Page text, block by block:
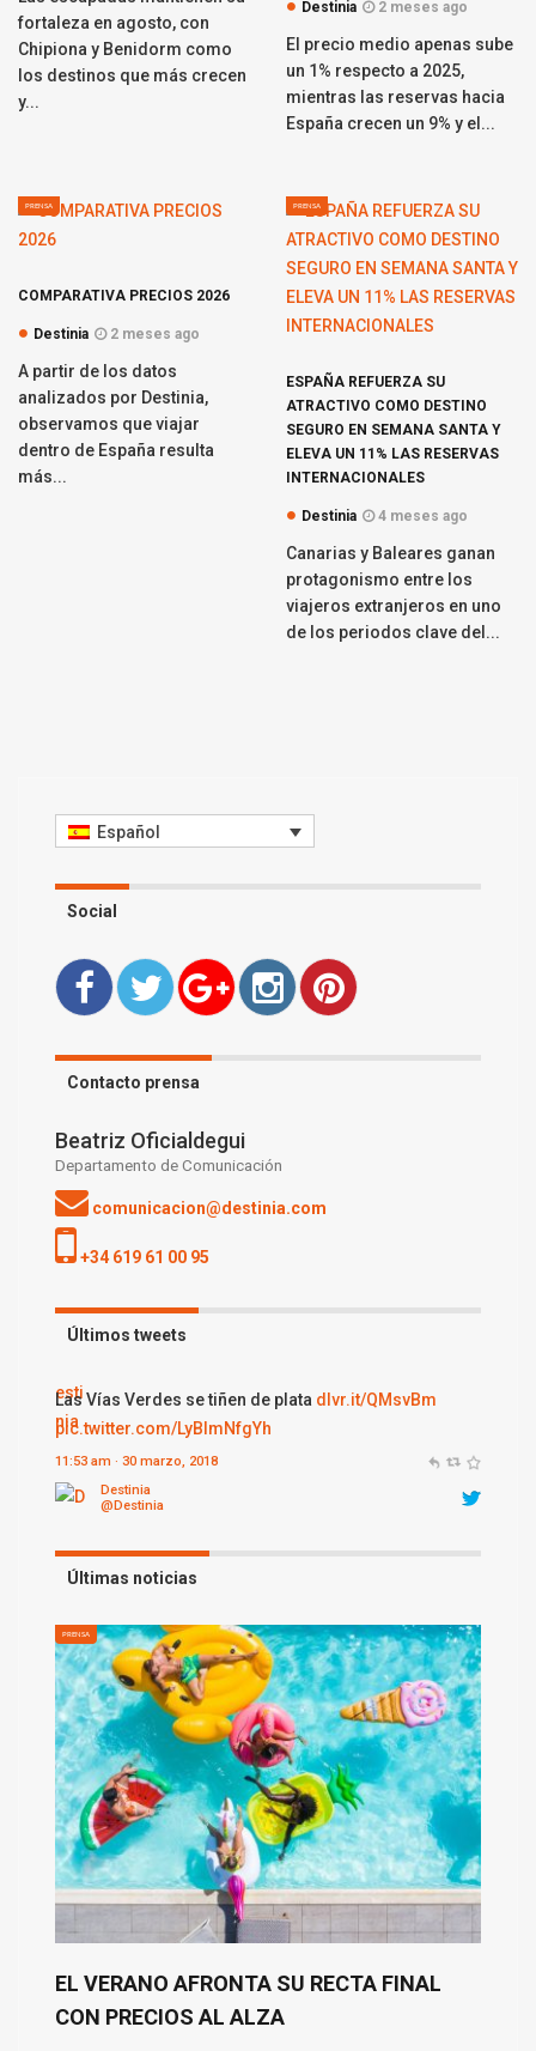
fortaleza en agosto, con
Chipiona y Benidorm como
los destinos que más crecen
y...
Destinia 2 meses ago
El precio medio apenas sube
un 1% respecto a 2025,
mientras las reservas hacia
España crecen un 9% y el...
PRENSA
COMPARATIVA PRECIOS 2026
Destinia 2 meses ago
A partir de los datos
analizados por Destinia,
observamos que viajar
dentro de España resulta
más...
PRENSA
ESPAÑA REFUERZA SU
ATRACTIVO COMO DESTINO
SEGURO EN SEMANA SANTA Y
ELEVA UN 11% LAS RESERVAS
INTERNACIONALES
Destinia 4 meses ago
Canarias y Baleares ganan
protagonismo entre los
viajeros extranjeros en uno
de los periodos clave del...
Español
Social
Contacto prensa
Beatriz Oficialdegui
Departamento de Comunicación
comunicacion@destinia.com
+34 619 61 00 95
Últimos tweets
Destinia
@Destinia
Fábulas del Loiradlvr.it/QMqYrc
pic.twitter.com/310hXgLMuw
12:12 am · 30 marzo, 2018
Últimas noticias
PRENSA
EL VERANO AFRONTA SU RECTA FINAL
CON PRECIOS AL ALZA